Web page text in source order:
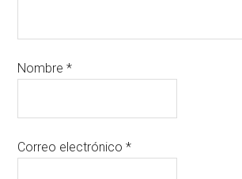
Nombre*
Correo electrónico*